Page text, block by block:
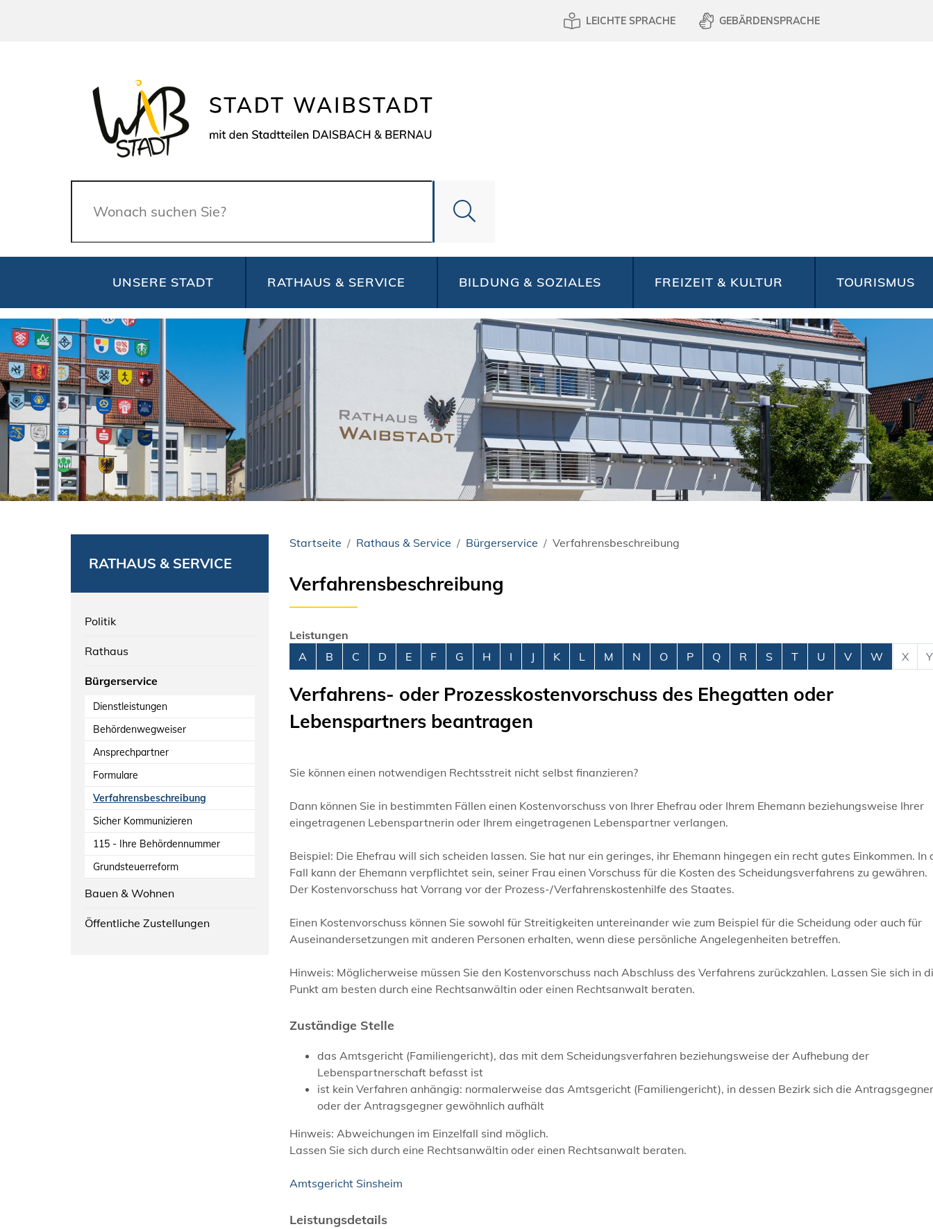
LEICHTE SPRACHE GEBÄRDENSPRACHE
Suche
UNSERE STADT RATHAUS & SERVICE BILDUNG & SOZIALES FREIZEIT & KULTUR TOURISMUS
RATHAUS & SERVICE
Politik
Rathaus
Bürgerservice
Dienstleistungen
Behördenwegweiser
Ansprechpartner
Formulare
Verfahrensbeschreibung
Sicher Kommunizieren
115 - Ihre Behördennummer
Grundsteuerreform
Bauen & Wohnen
Öffentliche Zustellungen
Startseite Rathaus & Service Bürgerservice Verfahrensbeschreibung
Verfahrensbeschreibung
Leistungen
Alphabetisches Register überspringen
A B C D E F G H I J K L M N O P Q R S T U V W X Y
Verfahrens- oder Prozesskostenvorschuss des Ehegatten oder
Lebenspartners beantragen
Sie können einen notwendigen Rechtsstreit nicht selbst finanzieren?
Dann können Sie in bestimmten Fällen einen Kostenvorschuss von Ihrer Ehefrau oder Ihrem Ehemann beziehungsweise Ihrer
eingetragenen Lebenspartnerin oder Ihrem eingetragenen Lebenspartner verlangen.
Beispiel: Die Ehefrau will sich scheiden lassen. Sie hat nur ein geringes, ihr Ehemann hingegen ein recht gutes Einkommen. In
Fall kann der Ehemann verpflichtet sein, seiner Frau einen Vorschuss für die Kosten des Scheidungsverfahrens zu gewähren.
Der Kostenvorschuss hat Vorrang vor der Prozess-/Verfahrenskostenhilfe des Staates.
Einen Kostenvorschuss können Sie sowohl für Streitigkeiten untereinander wie zum Beispiel für die Scheidung oder auch für
Auseinandersetzungen mit anderen Personen erhalten, wenn diese persönliche Angelegenheiten betreffen.
Hinweis: Möglicherweise müssen Sie den Kostenvorschuss nach Abschluss des Verfahrens zurückzahlen. Lassen Sie sich in
Punkt am besten durch eine Rechtsanwältin oder einen Rechtsanwalt beraten.
Zuständige Stelle
das Amtsgericht (Familiengericht), das mit dem Scheidungsverfahren beziehungsweise der Aufhebung der
Lebenspartnerschaft befasst ist
ist kein Verfahren anhängig: normalerweise das Amtsgericht (Familiengericht), in dessen Bezirk sich die
oder der Antragsgegner gewöhnlich aufhält
Hinweis: Abweichungen im Einzelfall sind möglich.
Lassen Sie sich durch eine Rechtsanwältin oder einen Rechtsanwalt beraten.
Amtsgericht Sinsheim
Leistungsdetails